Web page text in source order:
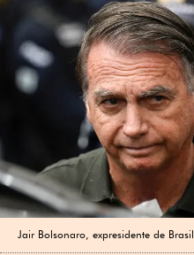
Jair Bolsonaro, expresidente de Brasil.